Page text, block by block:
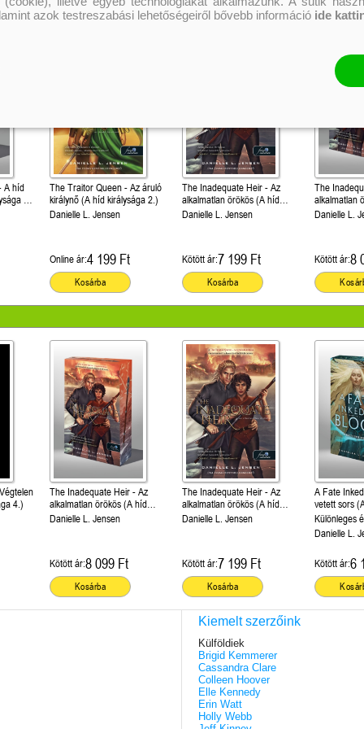
1.)
The Traitor Queen - Az áruló
királynő (A híd királysága 2.)
Danielle L. Jensen
Online ár:4 199 Ft
Kosárba
The Inadequate Heir - Az
alkalmatlan örökös (A híd
királysága 3.)
Danielle L. Jensen
Kötött ár:7 199 Ft
Kosárba
The
alkalmatlan
királysága
Danielle L.
Kötött ár:8
4.)
The Inadequate Heir - Az
alkalmatlan örökös (A híd
királysága 3.) Különleges
Danielle L. Jensen
Kötött ár:8 099 Ft
Kosárba
The Inadequate Heir - Az
alkalmatlan örökös (A híd
királysága 3.)
Danielle L. Jensen
Kötött ár:7 199 Ft
Kosárba
A Fate
vetett sors
krónikája 1.)
Különleges
Danielle L.
Kötött ár:6
Kiemelt szerzőink
Külföldiek
Brigid Kemmerer
Cassandra Clare
Colleen Hoover
Elle Kennedy
Erin Watt
Holly Webb
azok testreszabási lehetőségeiről bővebb információ ide